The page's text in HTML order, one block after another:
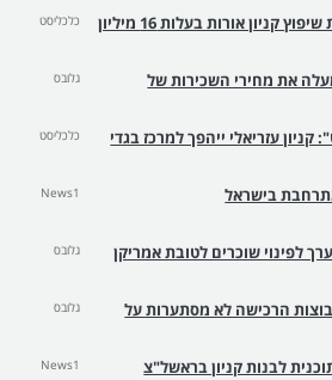
אמות השלימה את שיפוץ קניון אורות בעלות 16 מיליון
כלכליסט
את מחירי השכירות של
גלובס
קניון עזריאלי ייהפך למרכז בגדי
כלכליסט
בישראל News1
לפינוי שוכרים לטובת אמריקן
גלובס
הרכישה לא מסתערות על
גלובס
לבנות קניון בראשל"צ News1